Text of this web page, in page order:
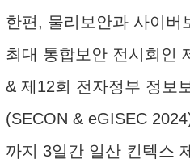
한편, 물리보안과 사이버
최대 통합보안 전시회인
& 제12회 전자정부 정보
(SECON & eGISEC
까지 3일간 일산 킨텍스